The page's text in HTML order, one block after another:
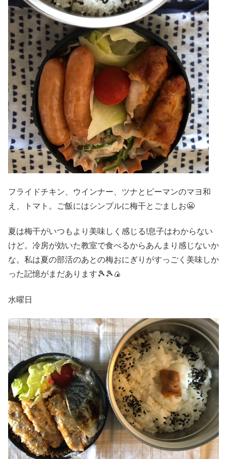
フライドチキン、ウインナー、ツナとピーマンのマヨ和
え、トマト。ご飯にはシンプルに梅干とごましお😬
夏は梅干がいつもより美味しく感じる!息子はわからない
けど。冷房が効いた教室で食べるからあんまり感じないか
な。私は夏の部活のあとの梅おにぎりがすっごく美味しか
った記憶がまだあります🎾🎾🍙
水曜日